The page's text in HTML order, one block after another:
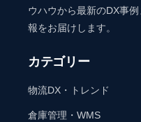
ウハウから最新のDX事
報をお届けします。
カテゴリー
物流DX・トレンド
倉庫管理・WMS